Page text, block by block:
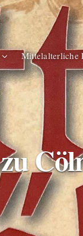
Mittelalterliche